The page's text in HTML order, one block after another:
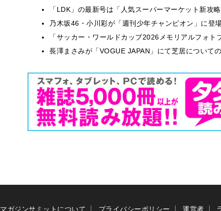
「LDK」の最新号は「人気スーパーマーケット新
乃木坂46・小川彩が「週刊少年チャンピオン」に
「サッカー・ワールドカップ2026メモリアルフォ
長澤まさみが「VOGUE JAPAN」にて芝居について
マガジンサミットについて プライバシーポリシー 運営者